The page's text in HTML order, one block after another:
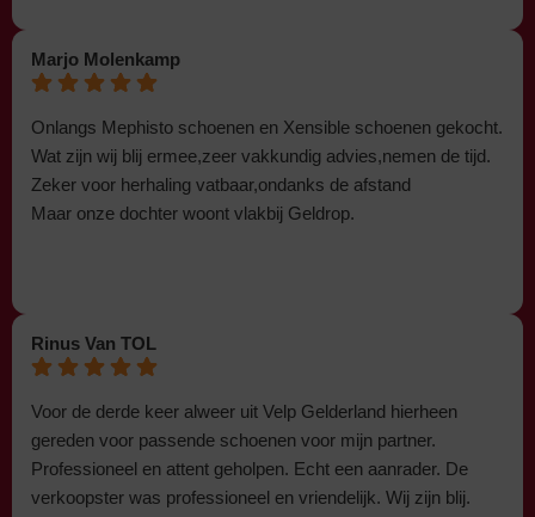
Marjo Molenkamp
Onlangs Mephisto schoenen en Xensible schoenen gekocht.
Wat zijn wij blij ermee,zeer vakkundig advies,nemen de tijd.
Zeker voor herhaling vatbaar,ondanks de afstand
Maar onze dochter woont vlakbij Geldrop.
Rinus Van TOL
Voor de derde keer alweer uit Velp Gelderland hierheen
gereden voor passende schoenen voor mijn partner.
Professioneel en attent geholpen. Echt een aanrader. De
verkoopster was professioneel en vriendelijk. Wij zijn blij.